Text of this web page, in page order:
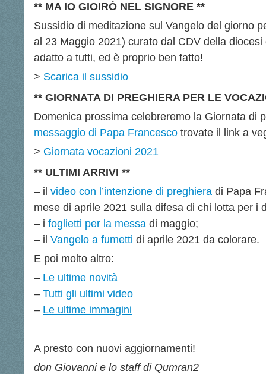
** MA IO GIOIRÒ NEL SIGNORE **
Sussidio di meditazione sul Vangelo del giorno
al 23 Maggio 2021) curato dal CDV della
adatto a tutti, ed è proprio ben fatto!
> Scarica il sussidio
** GIORNATA DI PREGHIERA PER LE
Domenica prossima celebreremo la Giornata di
messaggio di Papa Francesco trovate il link a
> Giornata vocazioni 2021
** ULTIMI ARRIVI **
– il video con l’intenzione di preghiera di Papa
mese di aprile 2021 sulla difesa di chi lotta per i
– i foglietti per la messa di maggio;
– il Vangelo a fumetti di aprile 2021 da colorare.
E poi molto altro:
– Le ultime novità
– Tutti gli ultimi video
– Le ultime immagini
A presto con nuovi aggiornamenti!
don Giovanni e lo staff di Qumran2